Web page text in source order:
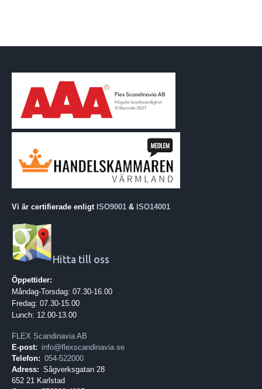
Vi är certifierade enligt ISO9001 & ISO14001
Hitta till oss
Öppettider:
Måndag-Torsdag: 07.30-16.00
Fredag: 07.30-15.00
Lunch: 12.00-13.00
FLEX Scandinavia AB
E-post: info@flexscandinavia.se
Telefon: 054-522000
Adress: Sågverksgatan 28
652 21 Karlstad